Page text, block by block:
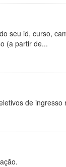
seu id, curso,
(a partir de...
de ingresso